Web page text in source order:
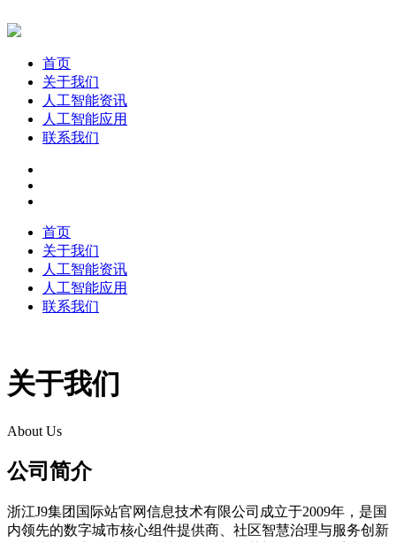
首页
关于我们
人工智能资讯
人工智能应用
联系我们
首页
关于我们
人工智能资讯
人工智能应用
联系我们
关于我们
About Us
公司简介
浙江J9集团国际站官网信息技术有限公司成立于2009年，是国
内领先的数字城市核心组件提供商、社区智慧治理与服务创新